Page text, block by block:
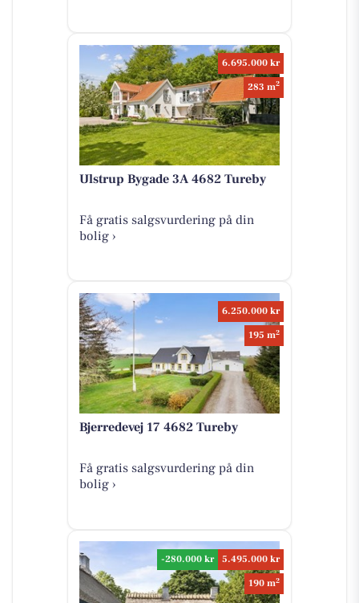
6.695.000 kr
283 m2
Ulstrup Bygade 3A 4682 Tureby
Få gratis salgsvurdering på din
bolig ›
6.250.000 kr
195 m2
Bjerredevej 17 4682 Tureby
Få gratis salgsvurdering på din
bolig ›
-280.000 kr
5.495.000 kr
190 m2